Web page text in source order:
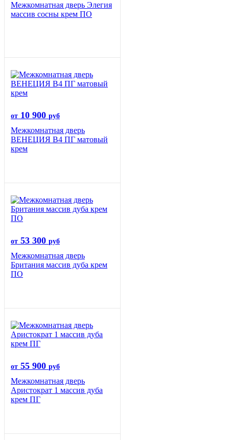
Межкомнатная дверь Элегия
массив сосны крем ПО
от 10 900 руб
Межкомнатная дверь
ВЕНЕЦИЯ B4 ПГ матовый
крем
от 53 300 руб
Межкомнатная дверь
Британия массив дуба крем
ПО
от 55 900 руб
Межкомнатная дверь
Аристократ 1 массив дуба
крем ПГ